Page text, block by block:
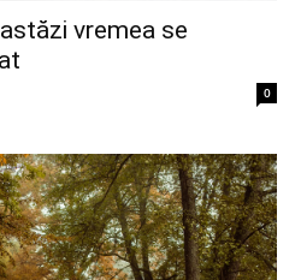
vremea se
0